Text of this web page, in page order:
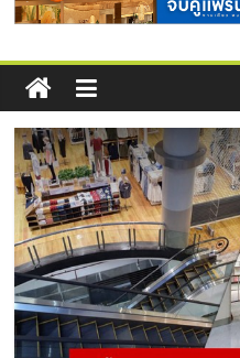
โจทย์ธุรกิจ
ข้อมูล
ธุรกิจ
SME
แห่ง
ประเทศไ